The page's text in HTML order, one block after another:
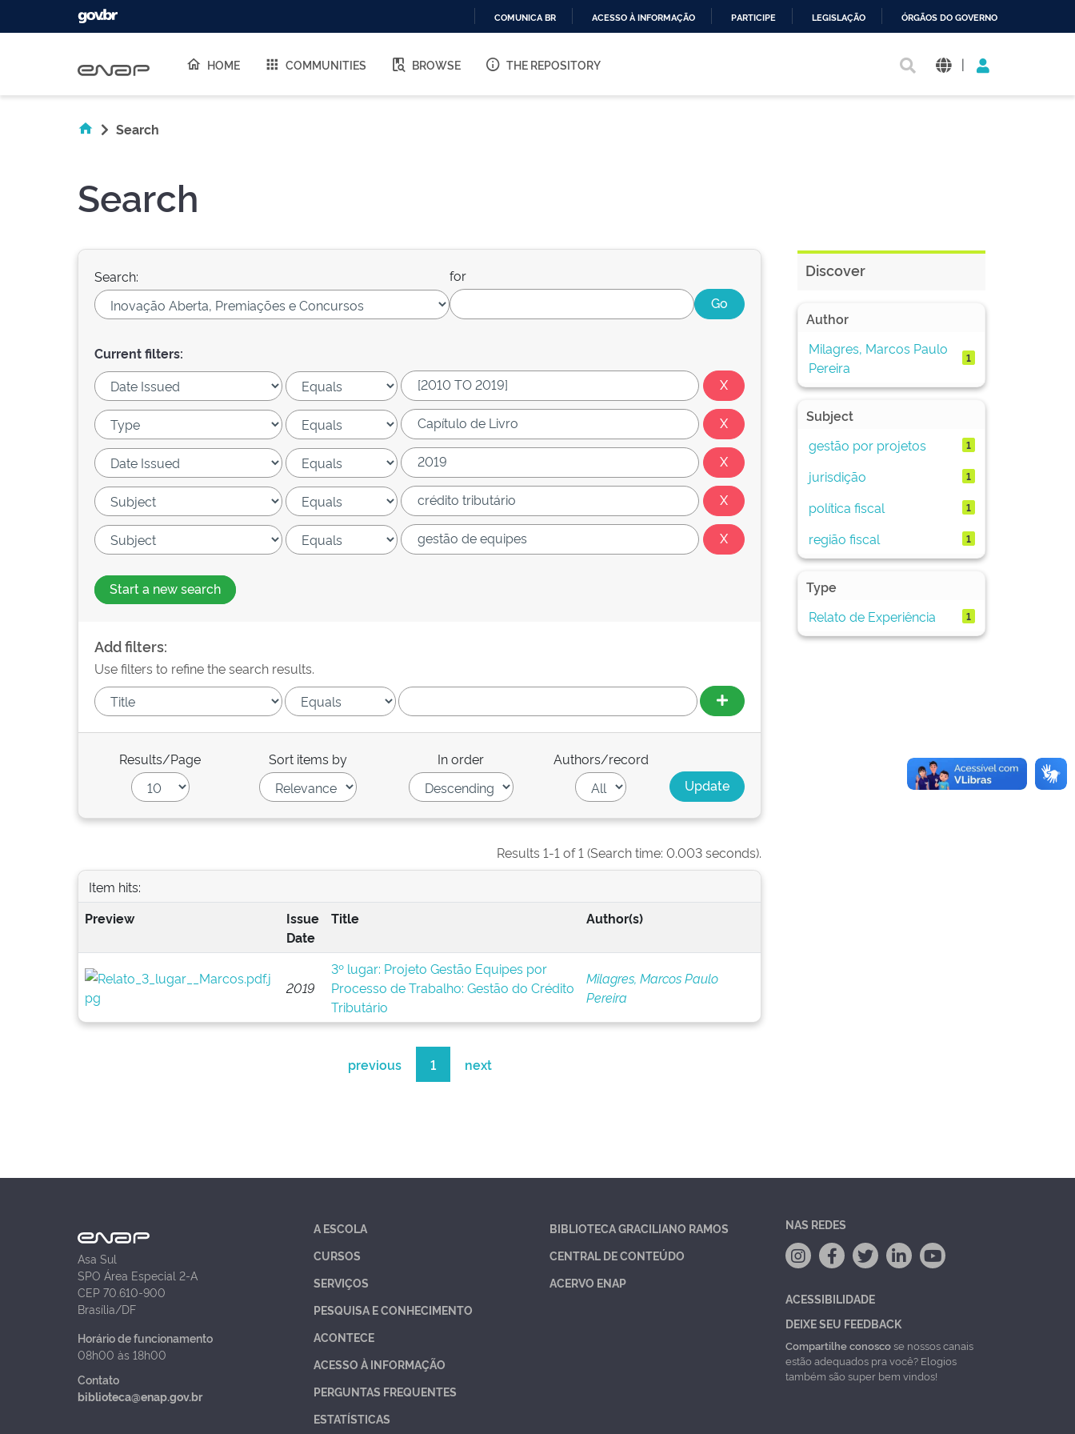
O
COMUNICA BR ACESSO À INFORMAÇÃO PARTICIPE LEGISLAÇÃO ÓRGÃOS DO GOVERNO
HOME COMMUNITIES BROWSE THE REPOSITORY |
Search
Search
Search: for
Current filters:
Start a new search
Add filters:
Use filters to refine the search results.
Results/Page Sort items by In order Authors/record
Results 1-1 of 1 (Search time: 0.003 seconds).
Item hits:
Preview
Issue
Date
Title Author(s)
2019
3º lugar: Projeto Gestão Equipes por
Processo de Trabalho: Gestão do Crédito
Tributário
Milagres, Marcos Paulo
Pereira
previous 1 next
Discover
Author
Milagres, Marcos Paulo
Pereira
1
Subject
gestão por projetos
1
jurisdição 1
política fiscal 1
região fiscal 1
Type
Relato de Experiência
1
Asa Sul
SPO Área Especial 2-A
CEP 70.610-900
Brasília/DF
Horário de funcionamento
08h00 às 18h00
Contato
biblioteca@enap.gov.br
A ESCOLA
CURSOS
SERVIÇOS
PESQUISA E CONHECIMENTO
ACONTECE
ACESSO À INFORMAÇÃO
PERGUNTAS FREQUENTES
ESTATÍSTICAS
BIBLIOTECA GRACILIANO RAMOS
CENTRAL DE CONTEÚDO
ACERVO ENAP
NAS REDES
ACESSIBILIDADE
DEIXE SEU FEEDBACK
Compartilhe conoscose nossos canais
estão adequados pra você? Elogios
também são super bem vindos!